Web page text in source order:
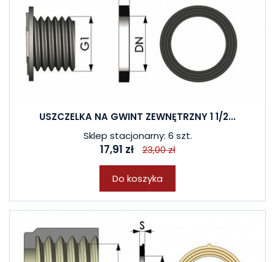
USZCZELKA NA GWINT ZEWNĘTRZNY 1 1/2...
Sklep stacjonarny: 6 szt.
17,91 zł 23,00 zł
Do koszyka